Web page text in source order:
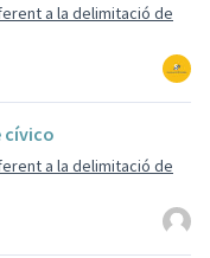
a la delimitació de
cívico
a la delimitació de